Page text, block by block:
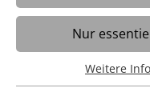
Tettnang/
und Klienten
Mitarbeiter
unserer
Inklusion
Nur
Essentiell
Essentielle Cookies
Weitere